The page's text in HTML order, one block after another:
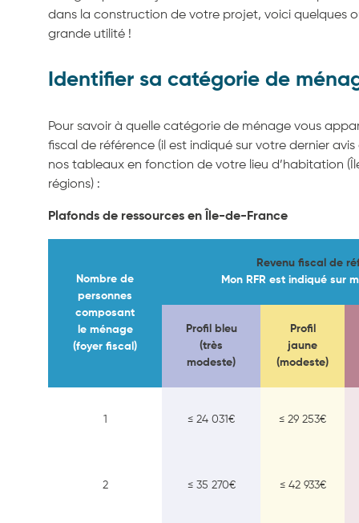
dans la construction de votre projet, voici quelques
grande utilité !
Identifier sa catégorie de
Pour savoir à quelle catégorie de ménage vous
fiscal de référence (il est indiqué sur votre dernier
nos tableaux en fonction de votre lieu d’habitation
régions) :
Plafonds de ressources en Île-de-France
Nombre de
personnes
composant
le ménage
(foyer fiscal)
Revenu fiscal de
Mon RFR est indiqué sur
Profil bleu
(très
modeste)
Profil
jaune
(modeste)
1 ≤ 24 031€ ≤ 29 253€
2 ≤ 35 270€ ≤ 42 933€